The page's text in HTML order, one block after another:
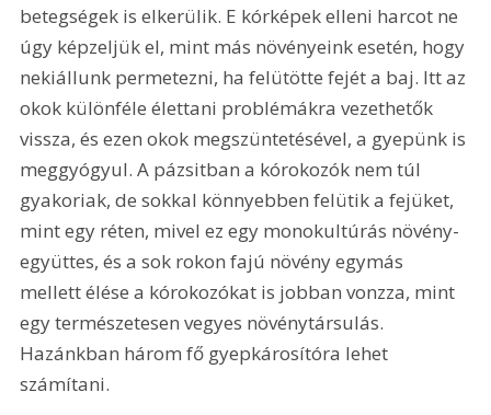
betegségek is elkerülik. E kórképek elleni harcot ne
úgy képzeljük el, mint más növényeink esetén, hogy
nekiállunk permetezni, ha felütötte fejét a baj. Itt az
okok különféle élettani problémákra vezethetők
vissza, és ezen okok megszüntetésével, a gyepünk is
meggyógyul. A pázsitban a kórokozók nem túl
gyakoriak, de sokkal könnyebben felütik a fejüket,
mint egy réten, mivel ez egy monokultúrás növény-
együttes, és a sok rokon fajú növény egymás
mellett élése a kórokozókat is jobban vonzza, mint
egy természetesen vegyes növénytársulás.
Hazánkban három fő gyepkárosítóra lehet
számítani.